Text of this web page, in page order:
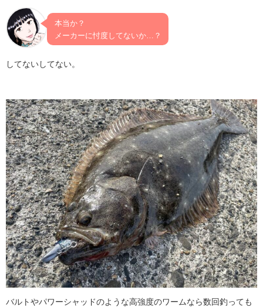
本当か？
メーカーに忖度してないか…？
してないしてない。
バルトやパワーシャッドのような高強度のワームなら数回釣っても